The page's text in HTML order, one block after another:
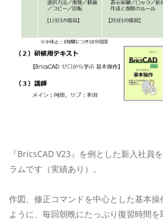
『BricsCAD V23』を例とした新入社員
ラムです（実績あり）。
作図、修正コマンドを中心とした基本
ように、毎回朝晩にたっぷり復習時間